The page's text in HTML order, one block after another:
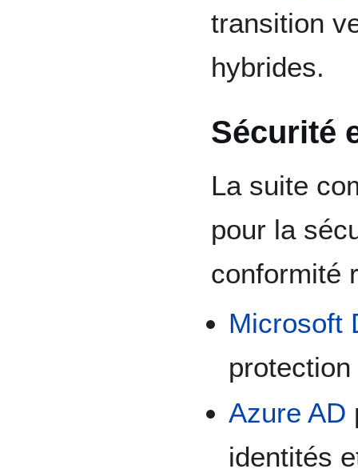
transition
hybrides.
Sécurité
La suite
pour la
conformité
Microsoft
Azure AD
identités